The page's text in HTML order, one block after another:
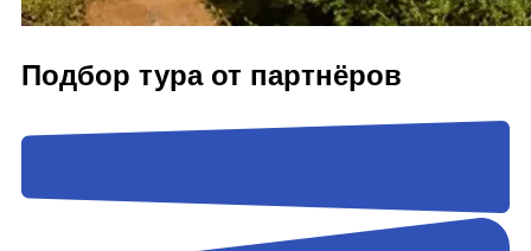
Подбор тура от партнёров